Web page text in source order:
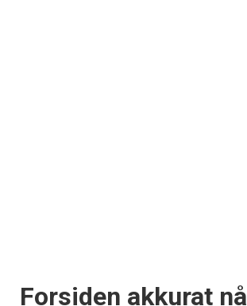
Forsiden akkurat nå